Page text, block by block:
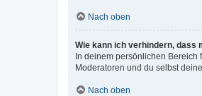
Nach oben
Wie kann ich verhindern, dass
In deinem persönlichen Bereich
Moderatoren und du selbst
Nach oben